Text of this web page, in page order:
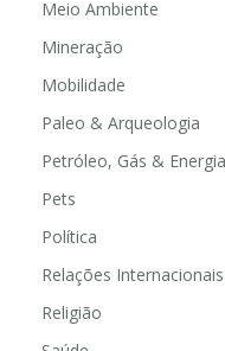
Meio Ambiente
Mineração
Mobilidade
Paleo & Arqueologia
Petróleo, Gás & Energia
Pets
Política
Relações Internacionais
Religião